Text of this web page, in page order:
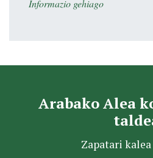
Informazio gehiago
Arabako Alea
Zapatari kalea